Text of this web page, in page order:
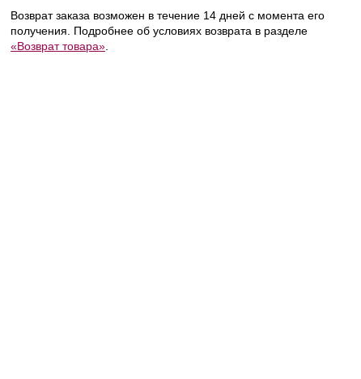
Возврат заказа возможен в течение 14 дней с момента его
получения. Подробнее об условиях возврата в разделе
«Возврат товара»